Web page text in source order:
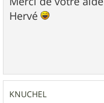
Hervé
KNUCHEL